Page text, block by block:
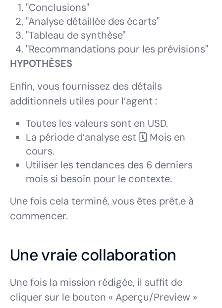
"Conclusions"
"Analyse détaillée des écarts"
"Tableau de synthèse"
"Recommandations pour les prévisions"
HYPOTHÈSES
Enfin, vous fournissez des détails
additionnels utiles pour l’agent :
Toutes les valeurs sont en USD.
La période d’analyse est 🗓️ Mois en
cours.
Utiliser les tendances des 6 derniers
mois si besoin pour le contexte.
Une fois cela terminé, vous êtes prêt.e à
commencer.
Une vraie collaboration
Une fois la mission rédigée, il suffit de
cliquer sur le bouton « Aperçu/Preview »